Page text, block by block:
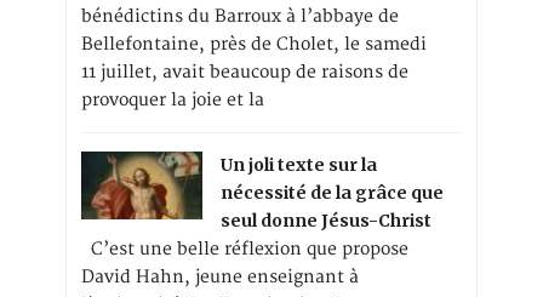
bénédictins du Barroux à l’abbaye de
Bellefontaine, près de Cholet, le samedi
11 juillet, avait beaucoup de raisons de
provoquer la joie et la
Un joli texte sur la
nécessité de la grâce que
seul donne Jésus-Christ
C’est une belle réflexion que propose
David Hahn, jeune enseignant à